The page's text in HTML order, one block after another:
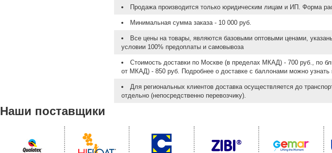
Продажа производится только юридическим лицам и ИП. Форма
Минимальная сумма заказа - 10 000 руб.
Все цены на товары, являются базовыми оптовыми ценами,
условии 100% предоплаты и самовывоза
Стоимость доставки по Москве (в пределах МКАД) - 700 руб., по
от МКАД) - 850 руб. Подробнее о доставке с баллонами можно узнать
Для региональных клиентов доставка осуществляется до
отдельно (непосредственно перевозчику).
Наши поставщики